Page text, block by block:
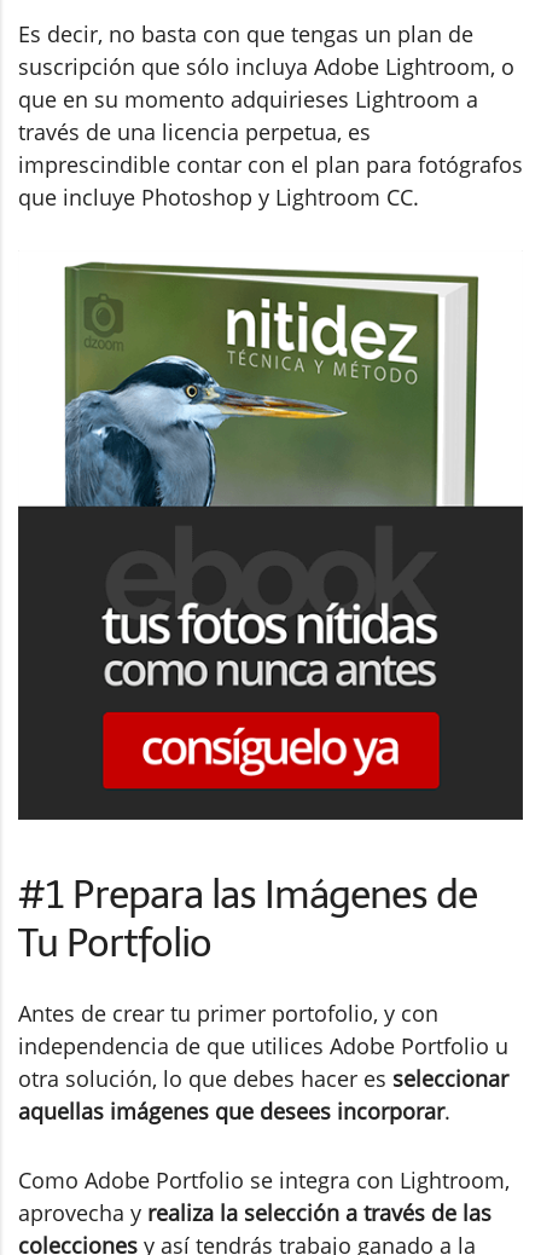
Es decir, no basta con que tengas un plan de
suscripción que sólo incluya Adobe Lightroom, o
que en su momento adquirieses Lightroom a
través de una licencia perpetua, es
imprescindible contar con el plan para fotógrafos
que incluye Photoshop y Lightroom CC.
#1 Prepara las Imágenes de
Tu Portfolio
Antes de crear tu primer portofolio, y con
independencia de que utilices Adobe Portfolio u
otra solución, lo que debes hacer es seleccionar
aquellas imágenes que desees incorporar.
Como Adobe Portfolio se integra con Lightroom,
aprovecha y realiza la selección a través de las
colecciones y así tendrás trabajo ganado a la